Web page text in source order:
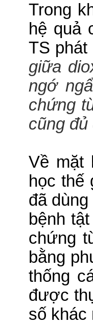
Trong
hệ quả
TS phát
giữa
ngớ
chứng
cũng đủ
Về mặt
học thế
đã
bệnh
chứng
bằng
thống
được
số khác